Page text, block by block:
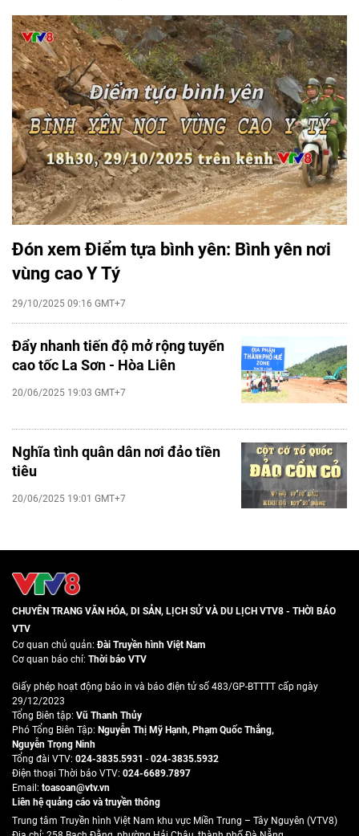
Đón xem Điểm tựa bình yên: Bình yên nơi
vùng cao Y Tý
29/10/2025 09:16 GMT+7
Đẩy nhanh tiến độ mở rộng tuyến
cao tốc La Sơn - Hòa Liên
20/06/2025 19:03 GMT+7
Nghĩa tình quân dân nơi đảo tiền
tiêu
20/06/2025 19:01 GMT+7
CHUYÊN TRANG VĂN HÓA, DI SẢN, LỊCH SỬ VÀ DU LỊCH VTV8 - THỜI BÁO
VTV
Cơ quan chủ quản:Đài Truyền hình Việt Nam
Cơ quan báo chí: Thời báo VTV
Giấy phép hoạt động báo in và báo điện tử số 483/GP-BTTTT cấp ngày
29/12/2023
Tổng Biên tập: Vũ Thanh Thủy
Phó Tổng Biên Tập: Nguyễn Thị Mỹ Hạnh, Phạm Quốc Thắng,
Nguyễn Trọng Ninh
Tổng đài VTV: 024-3835.5931 - 024-3835.5932
Ðiện thoại Thời báo VTV: 024-6689.7897
Email: toasoan@vtv.vn
Liên hệ quảng cáo và truyền thông
Trung tâm Truyền hình Việt Nam khu vực Miền Trung – Tây Nguyên (VTV8)